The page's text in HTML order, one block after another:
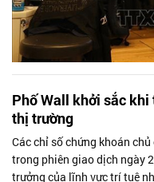
Phố Wall khởi sắc
thị trường
Các chỉ số chứng khoán
trong phiên giao dịch ngày
trưởng của lĩnh vực trí tuệ